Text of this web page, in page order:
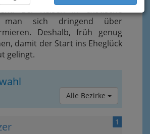
Bei Reisen in exotische
man sich dringend über
Deshalb, früh genug
damit der Start ins Eheglück
gelingt.
Alle Bezirke
1